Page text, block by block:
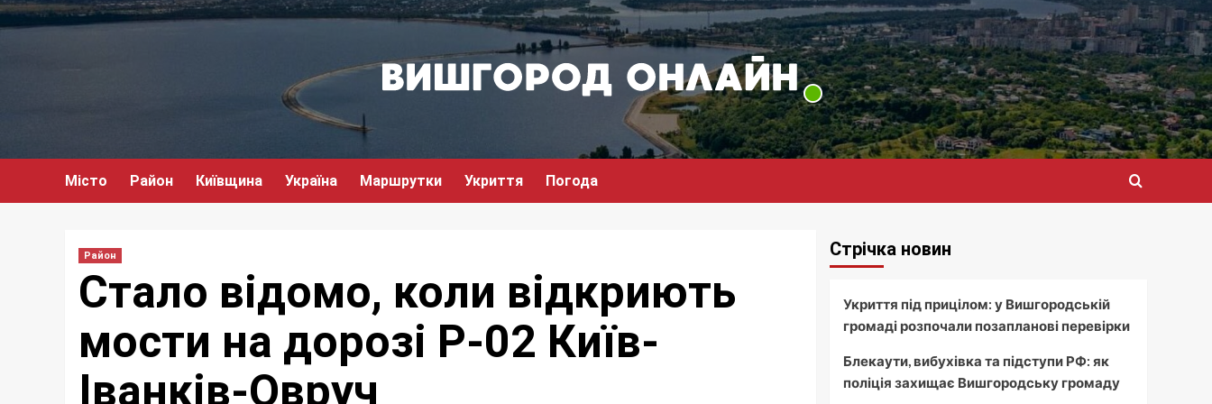
Перейти
до
Місто Район Київщина Україна Маршрутки Укриття Погода
Район
Стало відомо, коли відкриють
мости на дорозі Р-02 Київ-
Іванків-Овруч
Стрічка новин
Укриття під прицілом: у Вишгородській
громаді розпочали позапланові перевірки
Блекаути, вибухівка та підступи РФ: як
поліція захищає Вишгородську громаду